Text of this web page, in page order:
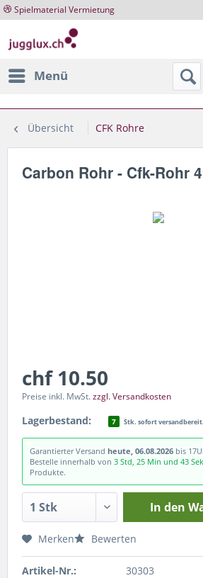
Spielmaterial Vermietung
Menü
Übersicht CFK Rohre
Carbon Rohr - Cfk-Rohr
chf 10.50
Preise inkl. MwSt.zzgl. Versandkosten
Lagerbestand: 7 Stk. sofort versandbereit.
Garantierter Versand heute, 06.08.2026 bis
Bestelle innerhalb von 3 Std, 25 Min und 42 Sek
Produkte.
In den
Merken Bewerten
Artikel-Nr.:
30303